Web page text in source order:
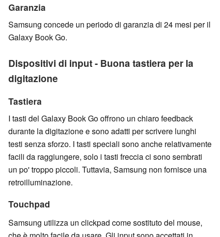
Garanzia
Samsung concede un periodo di garanzia di 24 mesi per il
Galaxy Book Go.
Dispositivi di input - Buona tastiera per la
digitazione
Tastiera
I tasti del Galaxy Book Go offrono un chiaro feedback
durante la digitazione e sono adatti per scrivere lunghi
testi senza sforzo. I tasti speciali sono anche relativamente
facili da raggiungere, solo i tasti freccia ci sono sembrati
un po' troppo piccoli. Tuttavia, Samsung non fornisce una
retroilluminazione.
Touchpad
Samsung utilizza un clickpad come sostituto del mouse,